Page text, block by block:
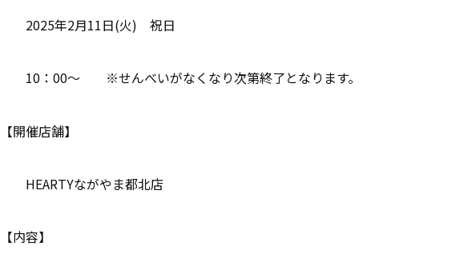
2025年2月11日(火) 祝日
10：00～ ※せんべいがなくなり次第終了となります。
【開催店舗】
HEARTYながやま都北店
【内容】